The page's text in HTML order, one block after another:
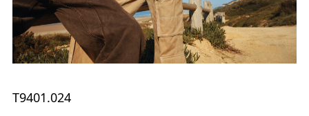
T9401.024